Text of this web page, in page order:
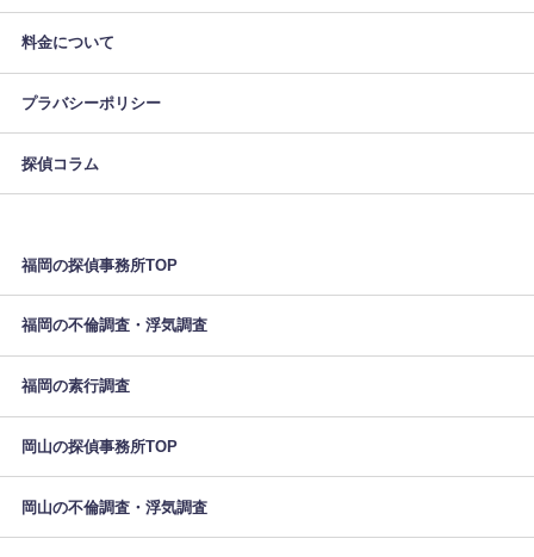
料金について
プラバシーポリシー
探偵コラム
福岡の探偵事務所TOP
福岡の不倫調査・浮気調査
福岡の素行調査
岡山の探偵事務所TOP
岡山の不倫調査・浮気調査